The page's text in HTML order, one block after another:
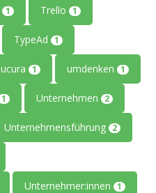
1 Trello 1
TypeAd 1
ucura 1 umdenken 1
1 Unternehmen 2
Unternehmensführung 2
Unternehmer:innen 1